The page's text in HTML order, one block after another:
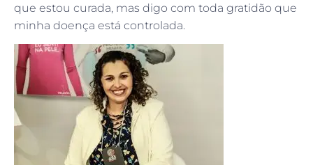
que estou curada, mas digo com toda gratidão que
minha doença está controlada.